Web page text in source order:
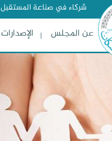
شركاء في صناعة المستقبل
عن المجلس الإصدارات